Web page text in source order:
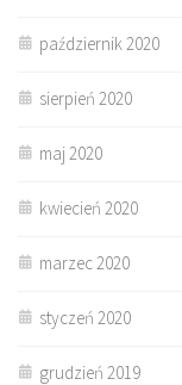
październik 2020
sierpień 2020
maj 2020
kwiecień 2020
marzec 2020
styczeń 2020
grudzień 2019